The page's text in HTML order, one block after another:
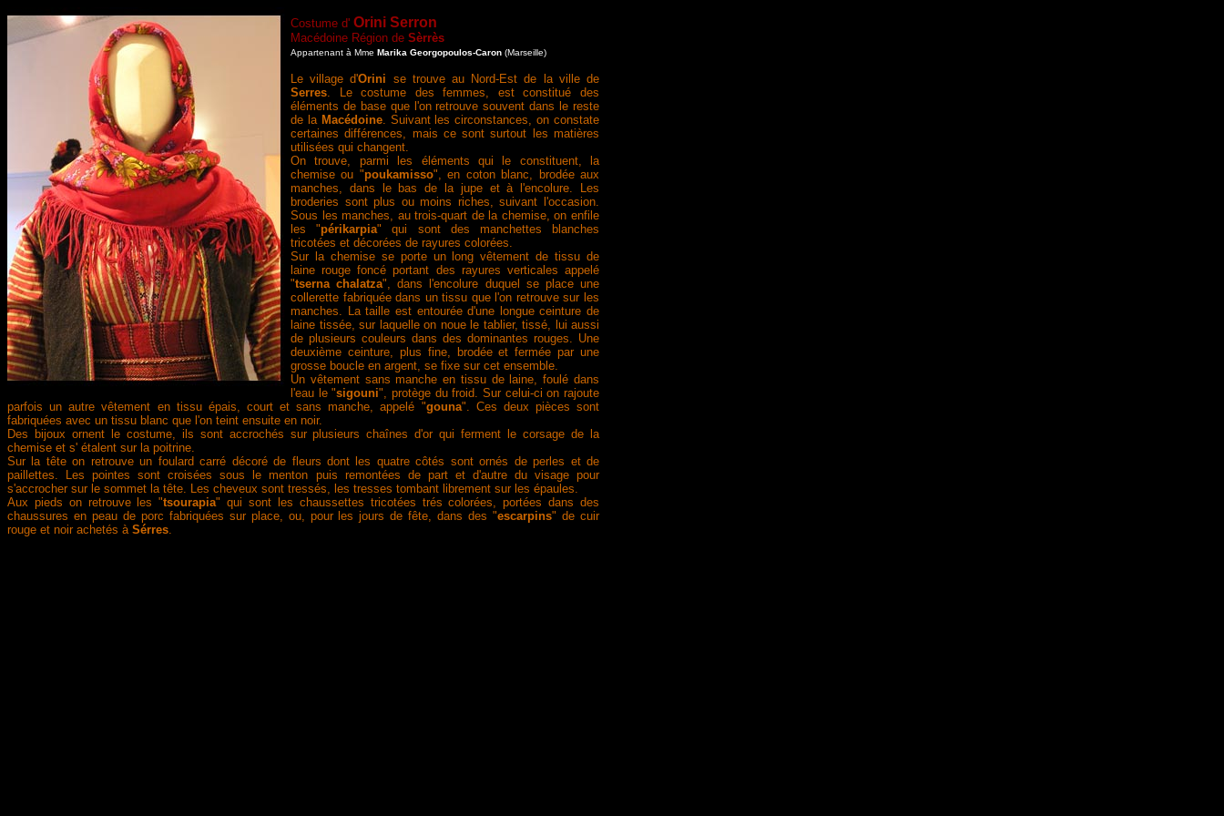
Costume d' Orini Serron
Macédoine Région de Sèrrès
Appartenant à Mme Marika Georgopoulos-Caron (Marseille)
Le village d'Orini se trouve au Nord-Est de la ville de
Serres. Le costume des femmes, est constitué des
éléments de base que l'on retrouve souvent dans le reste
de la Macédoine. Suivant les circonstances, on constate
certaines différences, mais ce sont surtout les matières
utilisées qui changent.
On trouve, parmi les éléments qui le constituent, la
chemise ou "poukamisso", en coton blanc, brodée aux
manches, dans le bas de la jupe et à l'encolure. Les
broderies sont plus ou moins riches, suivant l'occasion.
Sous les manches, au trois-quart de la chemise, on enfile
les "périkarpia" qui sont des manchettes blanches
tricotées et décorées de rayures colorées.
Sur la chemise se porte un long vêtement de tissu de
laine rouge foncé portant des rayures verticales appelé
"tserna chalatza", dans l'encolure duquel se place une
collerette fabriquée dans un tissu que l'on retrouve sur les
manches. La taille est entourée d'une longue ceinture de
laine tissée, sur laquelle on noue le tablier, tissé, lui aussi
de plusieurs couleurs dans des dominantes rouges. Une
deuxième ceinture, plus fine, brodée et fermée par une
grosse boucle en argent, se fixe sur cet ensemble.
Un vêtement sans manche en tissu de laine, foulé dans
l'eau le "sigouni", protège du froid. Sur celui-ci on rajoute
parfois un autre vêtement en tissu épais, court et sans manche, appelé "gouna". Ces deux pièces sont
fabriquées avec un tissu blanc que l'on teint ensuite en noir.
Des bijoux ornent le costume, ils sont accrochés sur plusieurs chaînes d'or qui ferment le corsage de la
chemise et s' étalent sur la poitrine.
Sur la tête on retrouve un foulard carré décoré de fleurs dont les quatre côtés sont ornés de perles et de
paillettes. Les pointes sont croisées sous le menton puis remontées de part et d'autre du visage pour
s'accrocher sur le sommet la tête. Les cheveux sont tressés, les tresses tombant librement sur les épaules.
Aux pieds on retrouve les "tsourapia" qui sont les chaussettes tricotées trés colorées, portées dans des
chaussures en peau de porc fabriquées sur place, ou, pour les jours de fête, dans des "escarpins" de cuir
rouge et noir achetés à Sérres.